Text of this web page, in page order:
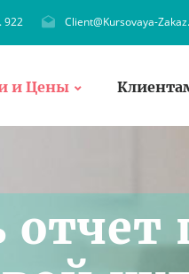
922 Client@Kursovaya-
и Цены